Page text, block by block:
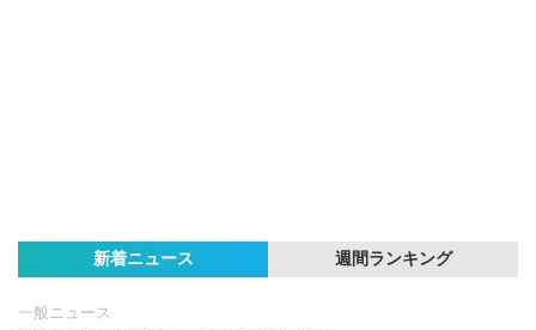
新着ニュース 週間ランキング
一般ニュース